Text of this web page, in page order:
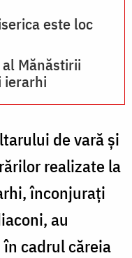
este loc
Mănăstirii
ierarhi
de vară și
realizate la
înconjurați
au
cadrul căreia